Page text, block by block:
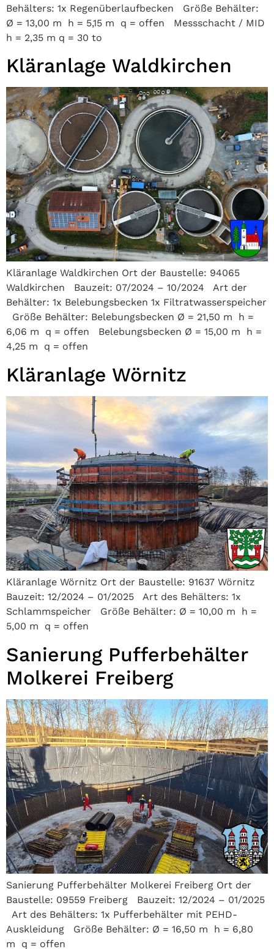
Behälters: 1x Regenüberlaufbecken Größe Behälter:
Ø = 13,00 m h = 5,15 m q = offen Messschacht / MID
h = 2,35 m q = 30 to
Kläranlage Waldkirchen
Kläranlage Waldkirchen Ort der Baustelle: 94065
Waldkirchen Bauzeit: 07/2024 – 10/2024 Art der
Behälter: 1x Belebungsbecken 1x Filtratwasserspeicher
Größe Behälter: Belebungsbecken Ø = 21,50 m h =
6,06 m q = offen Belebungsbecken Ø = 15,00 m h =
4,25 m q = offen
Kläranlage Wörnitz
Kläranlage Wörnitz Ort der Baustelle: 91637 Wörnitz
Bauzeit: 12/2024 – 01/2025 Art des Behälters: 1x
Schlammspeicher Größe Behälter: Ø = 10,00 m h =
5,00 m q = offen
Sanierung Pufferbehälter
Molkerei Freiberg
Sanierung Pufferbehälter Molkerei Freiberg Ort der
Baustelle: 09559 Freiberg Bauzeit: 12/2024 – 01/2025
Art des Behälters: 1x Pufferbehälter mit PEHD-
Auskleidung Größe Behälter: Ø = 16,50 m h = 6,80
m q = offen